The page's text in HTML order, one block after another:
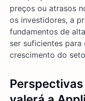
preços ou atrasos
os investidores, a
fundamentos de
ser suficientes para
crescimento do